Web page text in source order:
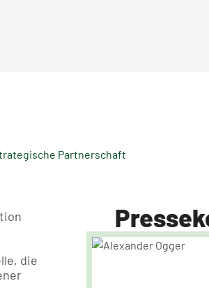
Partnerschaft
die